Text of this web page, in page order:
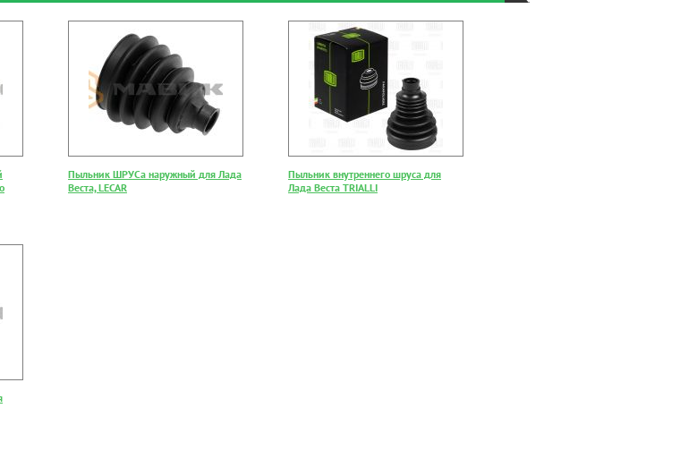
Пыльник ШРУСа наружный для Лада
Веста, LECAR
Пыльник внутреннего шруса для
Лада Веста TRIALLI